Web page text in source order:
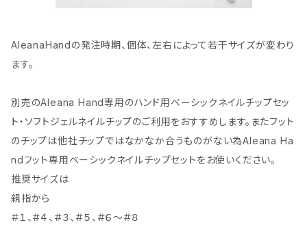
AleanaHandの発注時期、個体、左右によって若干サイズが変わり
ます。
別売のAleana Hand専用のハンド用ベーシックネイルチップセッ
ト・ソフトジェルネイルチップのご利用をおすすめします。またフット
のチップは他社チップではなかなか合うものがない為Aleana Ha
ndフット専用ベーシックネイルチップセットをお使いください。
推奨サイズは
親指から
＃１、＃４、＃３、＃５、＃６～＃８